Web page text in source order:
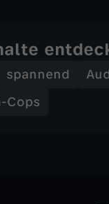
spannend
Cops